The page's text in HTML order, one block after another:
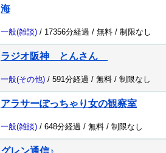
海
一般(雑談) / 17356分経過 / 無料 / 制限なし
ラジオ阪神 とんさん
一般(その他) / 591分経過 / 無料 / 制限なし
アラサーぽっちゃり女の観察室
一般(雑談) / 648分経過 / 無料 / 制限なし
グレン通信♪